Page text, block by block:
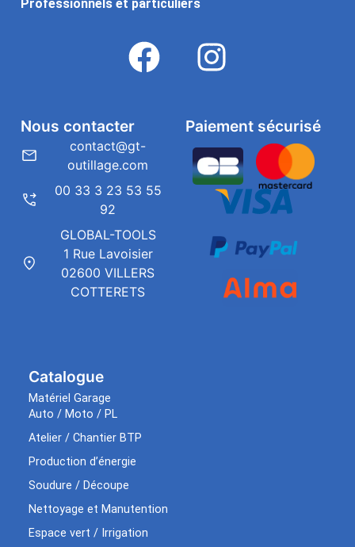
Professionnels et particuliers
Catalogue
Matériel Garage
Auto / Moto / PL
Atelier / Chantier BTP
Production d’énergie
Soudure / Découpe
Nettoyage et Manutention
Espace vert / Irrigation
Paiement sécurisé
Nous contacter
contact@gt-
outillage.com
00 33 3 23 53 55
92
GLOBAL-TOOLS
1 Rue Lavoisier
02600 VILLERS
COTTERETS